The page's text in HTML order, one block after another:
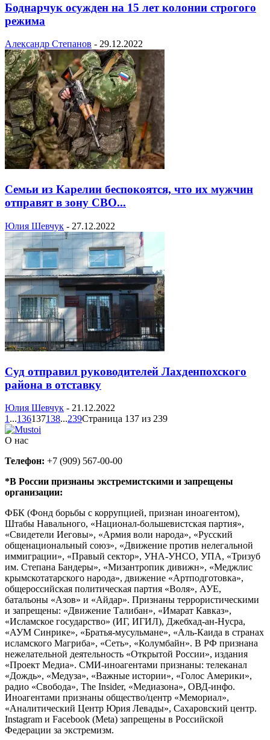
Боднарчук осужден на 15 лет колонии строгого
режима
Александр Степанов - 29.12.2022
Семьи из Карелии беспокоятся, что их мужчин
отправят в зону СВО...
Юлия Шевчук - 27.12.2022
Суд отправил руководителей Лахденпохского
района в отставку
Юлия Шевчук - 21.12.2022
1 ...136137138...239Страница 137 из 239
О нас
Телефон: +7 (909) 567-00-00
*В России признаны экстремистскими и запрещены
организации:
ФБК (Фонд борьбы с коррупцией, признан иноагентом),
Штабы Навального, «Национал-большевистская партия»,
«Свидетели Иеговы», «Армия воли народа», «Русский
общенациональный союз», «Движение против нелегальной
иммиграции», «Правый сектор», УНА-УНСО, УПА, «Тризуб
им. Степана Бандеры», «Мизантропик дивижн», «Меджлис
крымскотатарского народа», движение «Артподготовка»,
общероссийская политическая партия «Воля», АУЕ,
батальоны «Азов» и «Айдар». Признаны террористическими
и запрещены: «Движение Талибан», «Имарат Кавказ»,
«Исламское государство» (ИГ, ИГИЛ), Джебхад-ан-Нусра,
«АУМ Синрике», «Братья-мусульмане», «Аль-Каида в странах
исламского Магриба», «Сеть», «Колумбайн». В РФ признана
нежелательной деятельность «Открытой России», издания
«Проект Медиа». СМИ-иноагентами признаны: телеканал
«Дождь», «Медуза», «Важные истории», «Голос Америки»,
радио «Свобода», The Insider, «Медиазона», ОВД-инфо.
Иноагентами признаны общество/центр «Мемориал»,
«Аналитический Центр Юрия Левады», Сахаровский центр.
Instagram и Facebook (Metа) запрещены в Российской
Федерации за экстремизм.